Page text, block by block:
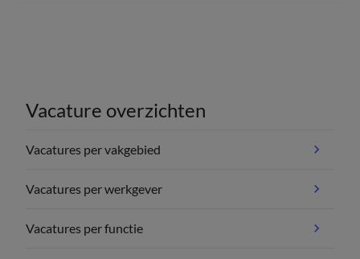
Vacature overzichten
Vacatures per vakgebied
Vacatures per werkgever
Vacatures per functie